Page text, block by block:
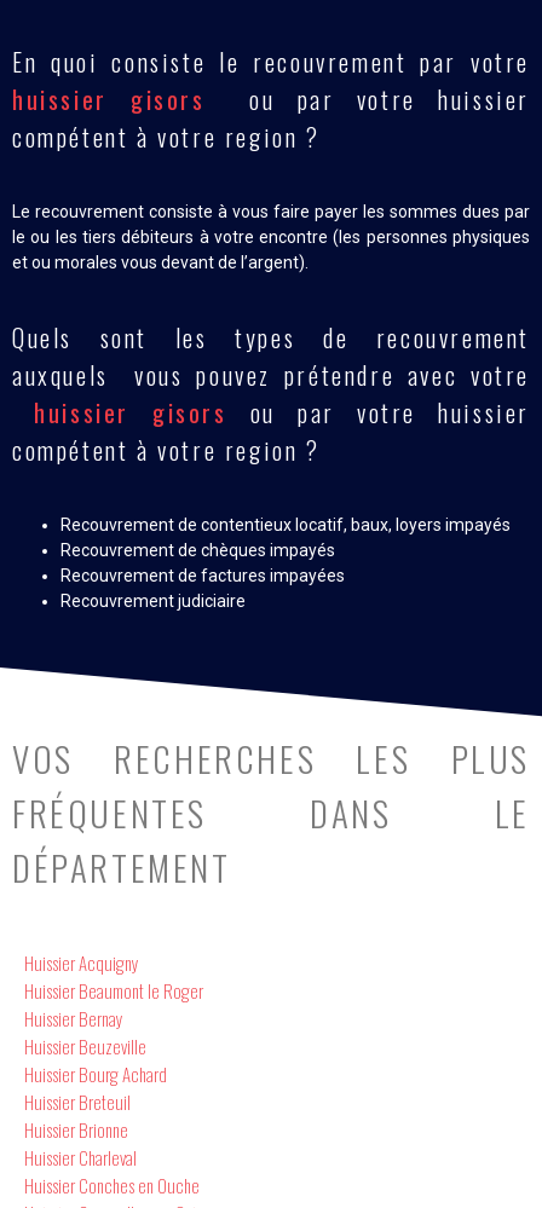
En quoi consiste le recouvrement par votre
huissier gisors
ou par votre huissier
compétent à votre region ?
Le recouvrement consiste à vous faire payer les sommes dues par
le ou les tiers débiteurs à votre encontre (les personnes physiques
et ou morales vous devant de l’argent).
Quels sont les types de recouvrement
auxquels vous pouvez prétendre avec votre
huissier gisors
ou par votre huissier
compétent à votre region ?
Recouvrement de contentieux locatif, baux, loyers impayés
Recouvrement de chèques impayés
Recouvrement de factures impayées
Recouvrement judiciaire
VOS RECHERCHES LES PLUS
FRÉQUENTES DANS LE
DÉPARTEMENT
Huissier Acquigny
Huissier Beaumont le Roger
Huissier Bernay
Huissier Beuzeville
Huissier Bourg Achard
Huissier Breteuil
Huissier Brionne
Huissier Charleval
Huissier Conches en Ouche